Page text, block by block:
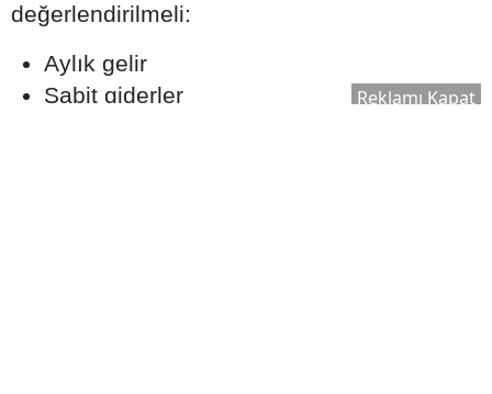
değerlendirilmeli:
Aylık gelir
Sabit giderler
Reklamı Kapat